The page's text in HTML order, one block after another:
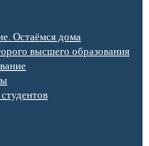
Остаёмся дома
высшего образования